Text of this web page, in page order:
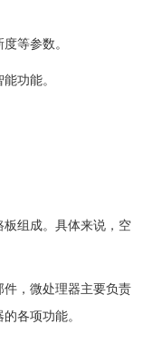
等参数。
功能。
组成。具体来说，空
，微处理器主要负责
各项功能。